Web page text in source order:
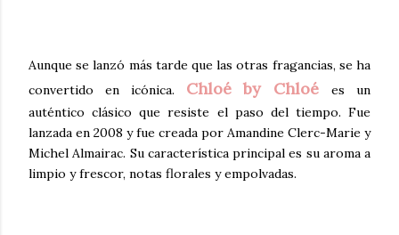
Aunque se lanzó más tarde que las otras fragancias, se ha
convertido en icónica. Chloé by Chloées un
auténtico clásico que resiste el paso del tiempo. Fue
lanzada en 2008 y fue creada por Amandine Clerc-Marie y
Michel Almairac. Su característica principal es su aroma a
limpio y frescor, notas florales y empolvadas.